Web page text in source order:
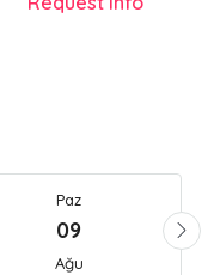
Paz
09
Ağu